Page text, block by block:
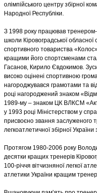
олімпійського центру збірної
Народної Республіки.
З 1998 року працював
школи Кіровоградської обласної
спортивного товариства
кращими його спортсменами
Гасанов, Кирило Євдокимов.
високо оцінені спортивною
нагороджувався грамотами та
році нагороджений знаком
1989-му – знаком ЦК ВЛКСМ
у 1993 році Міністерством у
присвоєно звання заслуженого
легкоатлетичної збірної України
Протягом 1980-2006 року
десятки кращих тренерів
100-річчя вітчизняної легкої
атлетики України кращим